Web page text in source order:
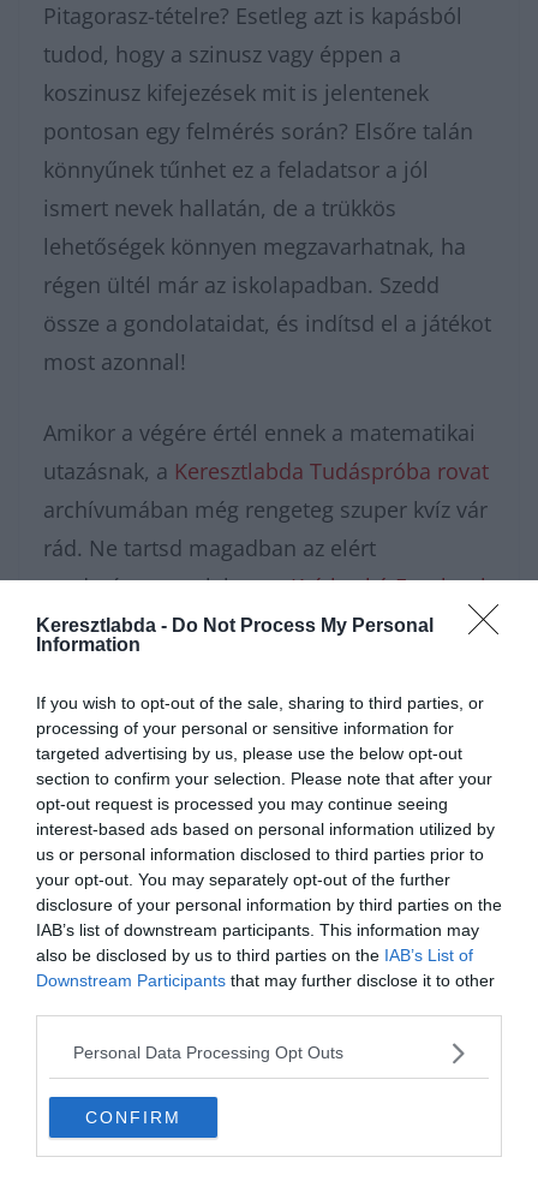
Keresztlabda - Do Not Process My Personal
Information
If you wish to opt-out of the sale, sharing to third parties, or
processing of your personal or sensitive information for
targeted advertising by us, please use the below opt-out
section to confirm your selection. Please note that after your
opt-out request is processed you may continue seeing
interest-based ads based on personal information utilized by
us or personal information disclosed to third parties prior to
your opt-out. You may separately opt-out of the further
disclosure of your personal information by third parties on the
IAB’s list of downstream participants. This information may
also be disclosed by us to third parties on the IAB’s List of
Downstream Participants that may further disclose it to other
Personal Data Processing Opt Outs
CONFIRM
Pitagorasz-tételre? Esetleg azt is kapásból
tudod, hogy a szinusz vagy éppen a
koszinusz kifejezések mit is jelentenek
pontosan egy felmérés során? Elsőre talán
könnyűnek tűnhet ez a feladatsor a jól
ismert nevek hallatán, de a trükkös
lehetőségek könnyen megzavarhatnak, ha
régen ültél már az iskolapadban. Szedd
össze a gondolataidat, és indítsd el a játékot
most azonnal!
Amikor a végére értél ennek a matematikai
utazásnak, a Keresztlabda Tudáspróba rovat
archívumában még rengeteg szuper kvíz vár
rád. Ne tartsd magadban az elért
eredményt, csatlakozz aKvízkuckó Facebook
csoportközösségéhez, és vitasd meg a
számolás után pedig aKeresztlabda
YouTube csatornaszórakoztató videóival
könnyedén kikapcsolódhatsz a nap
hátralévő részében.